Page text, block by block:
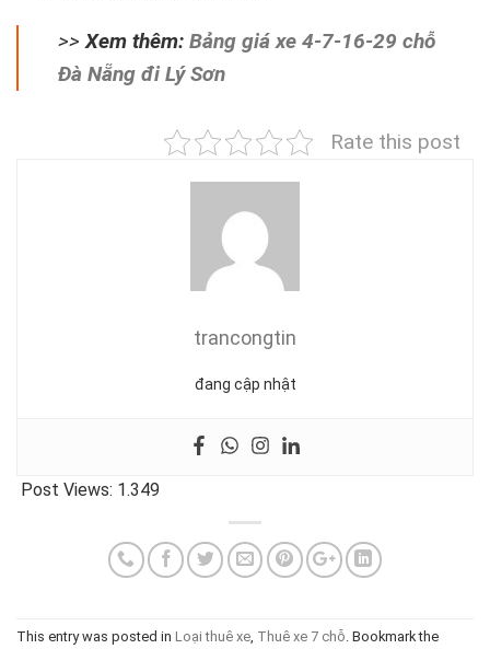
>> Xem thêm: Bảng giá xe 4-7-16-29 chỗ
Đà Nẵng đi Lý Sơn
Rate this post
trancongtin
đang cập nhật
Post Views: 1.349
This entry was posted in Loại thuê xe, Thuê xe 7 chỗ. Bookmark the